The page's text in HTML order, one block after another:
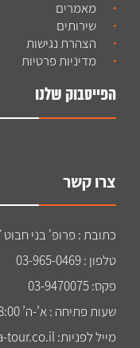
מאמרים
שירותים
הצהרת נגישות
מדיניות פרטיות
הפייסבוק שלנו
צרו קשר
כתובת : פרופ' בני חבוט 7, ראשון לציון
טלפון : 03-965-0469
פקס: 03-9470075
שעות פתיחה : א’-ה’ 09:00-18:00
מייל לפניות: info@maya-tour.co.il